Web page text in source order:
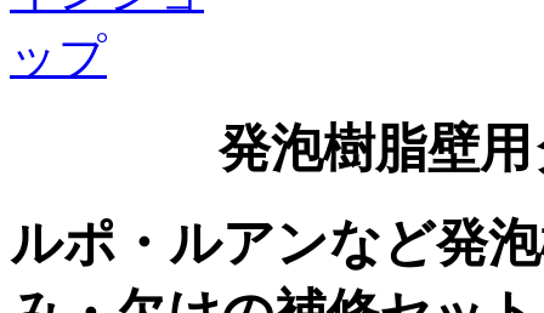
発泡樹脂壁用タ
ルポ・ルアンなど発